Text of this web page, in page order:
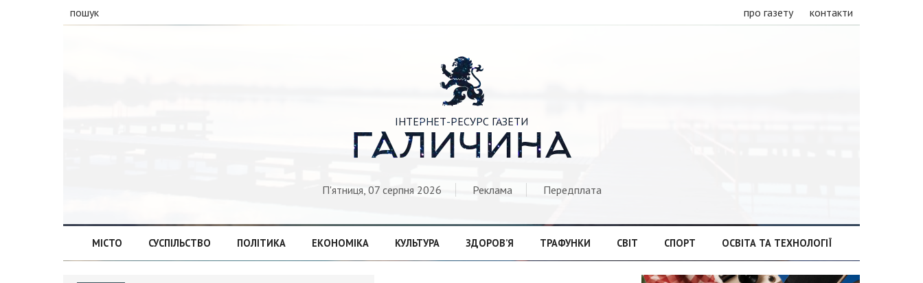
пошук про газету контакти

ІНТЕРНЕТ-РЕСУРС ГАЗЕТИ
ГАЛИЧИНА
П'ятниця, 07 серпня 2026 Реклама Передплата
МІСТО СУСПІЛЬСТВО ПОЛІТИКА ЕКОНОМІКА КУЛЬТУРА ЗДОРОВ’Я ТРАФУНКИ СВІТ СПОРТ ОСВІТА ТА ТЕХНОЛОГІЇ